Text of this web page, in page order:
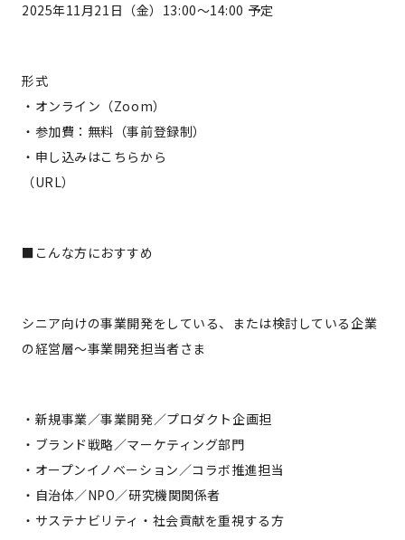
2025年11月21日（金）13:00〜14:00 予定
形式
・オンライン（Zoom）
・参加費：無料（事前登録制）
・申し込みはこちらから
（URL）
■こんな方におすすめ
シニア向けの事業開発をしている、または検討している企業
の経営層〜事業開発担当者さま
・新規事業／事業開発／プロダクト企画担
・ブランド戦略／マーケティング部門
・オープンイノベーション／コラボ推進担当
・自治体／NPO／研究機関関係者
・サステナビリティ・社会貢献を重視する方